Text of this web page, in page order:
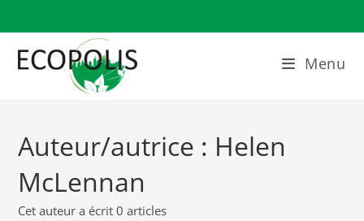
to
content
Menu
Auteur/autrice : Helen
McLennan
Cet auteur a écrit 0 articles